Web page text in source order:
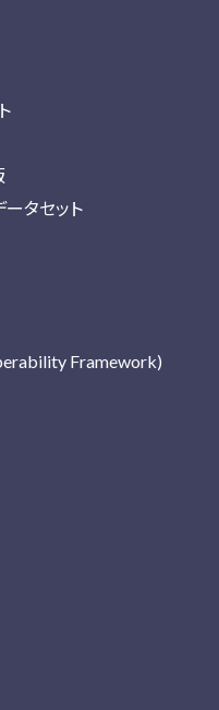
タセット
Framework)